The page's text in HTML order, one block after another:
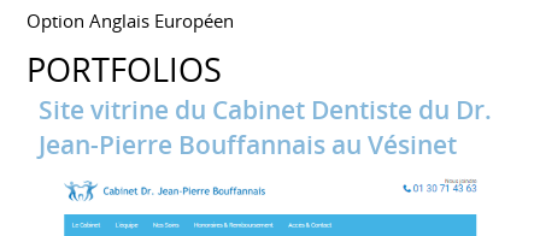
Option Anglais Européen
PORTFOLIOS
Site vitrine du Cabinet Dentiste du Dr.
Jean-Pierre Bouffannais au Vésinet